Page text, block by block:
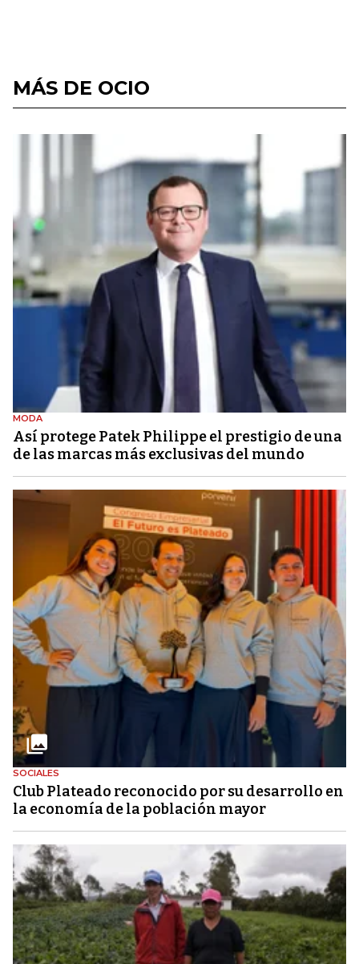
MÁS DE OCIO
MODA
Así protege Patek Philippe el prestigio de una
de las marcas más exclusivas del mundo
SOCIALES
Club Plateado reconocido por su desarrollo en
la economía de la población mayor